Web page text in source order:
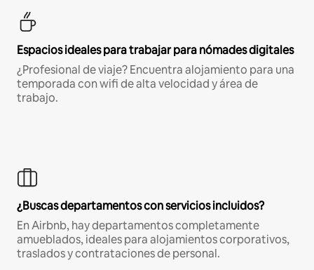
Espacios ideales para trabajar para nómades digitales
¿Profesional de viaje? Encuentra alojamiento para una
temporada con wifi de alta velocidad y área de
trabajo.
¿Buscas departamentos con servicios incluidos?
En Airbnb, hay departamentos completamente
amueblados, ideales para alojamientos corporativos,
traslados y contrataciones de personal.